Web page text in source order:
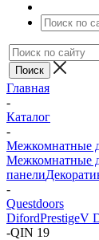
Главная
-
Каталог
-
Межкомнатные
Межкомнатные
панели
-
Questdoors
DifordPrestigeV
-QIN 19